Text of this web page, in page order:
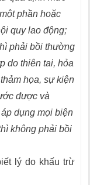
phần hoặc
quy lao động;
phải bồi thường
do thiên tai, hỏa
họa, sự kiện
được và
dụng mọi biện
không phải bồi
lý do khấu trừ